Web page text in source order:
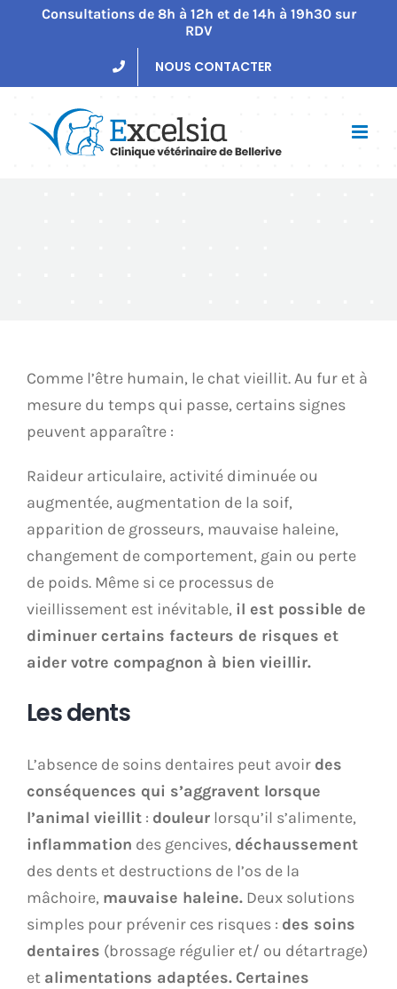
PasserConsultations de 8h à 12h et de 14h à 19h30 sur
RDV
NOUS CONTACTER
Comme l’être humain, le chat vieillit. Au fur et à
mesure du temps qui passe, certains signes
peuvent apparaître :
Raideur articulaire, activité diminuée ou
augmentée, augmentation de la soif,
apparition de grosseurs, mauvaise haleine,
changement de comportement, gain ou perte
de poids. Même si ce processus de
vieillissement est inévitable, il est possible de
diminuer certains facteurs de risques et
aider votre compagnon à bien vieillir.
Les dents
L’absence de soins dentaires peut avoir des
conséquences qui s’aggravent lorsque
l’animal vieillit : douleur lorsqu’il s’alimente,
inflammation des gencives, déchaussement
des dents et destructions de l’os de la
mâchoire, mauvaise haleine. Deux solutions
simples pour prévenir ces risques : des soins
dentaires (brossage régulier et/ ou détartrage)
et alimentations adaptées. Certaines